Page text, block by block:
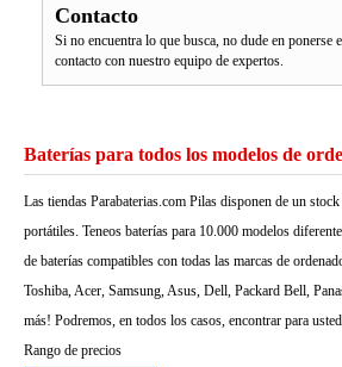
Contacto
Si no encuentra lo que busca, no dude en ponerse
contacto con nuestro equipo de expertos.
Baterías para todos los modelos de
Las tiendas Parabaterias.com Pilas disponen de un
portátiles. Teneos baterías para 10.000 modelos
de baterías compatibles con todas las marcas de
Toshiba, Acer, Samsung, Asus, Dell, Packard Bell,
más! Podremos, en todos los casos, encontrar para
Rango de precios